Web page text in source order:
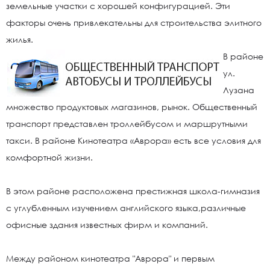
земельные участки с хорошей конфигурацией. Эти
факторы очень привлекательны для строительства элитного
жилья.
В районе
ул.
Лузана
множество продуктовых магазинов, рынок. Общественный
транспорт представлен троллейбусом и маршрутными
такси. В районе Кинотеатра «Аврора» есть все условия для
комфортной жизни.
В этом районе расположена престижная школа-гимназия
с углубленным изучением английского языка,различные
офисные здания известных фирм и компаний.
Между районом кинотеатра "Аврора" и первым